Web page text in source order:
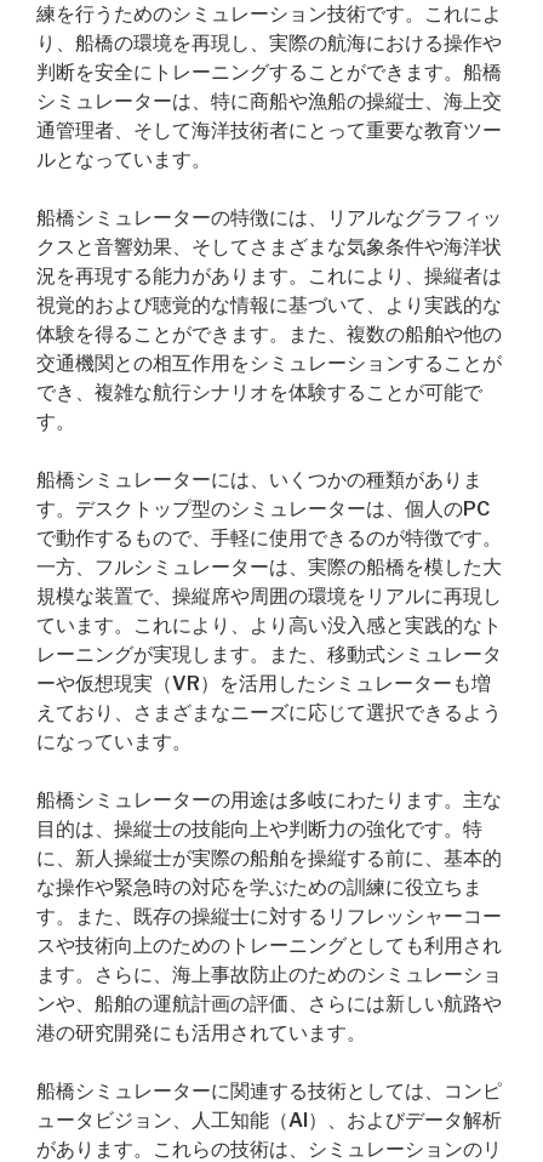
練を行うためのシミュレーション技術です。これによ
り、船橋の環境を再現し、実際の航海における操作や
判断を安全にトレーニングすることができます。船橋
シミュレーターは、特に商船や漁船の操縦士、海上交
通管理者、そして海洋技術者にとって重要な教育ツー
ルとなっています。
船橋シミュレーターの特徴には、リアルなグラフィッ
クスと音響効果、そしてさまざまな気象条件や海洋状
況を再現する能力があります。これにより、操縦者は
視覚的および聴覚的な情報に基づいて、より実践的な
体験を得ることができます。また、複数の船舶や他の
交通機関との相互作用をシミュレーションすることが
でき、複雑な航行シナリオを体験することが可能で
す。
船橋シミュレーターには、いくつかの種類がありま
す。デスクトップ型のシミュレーターは、個人のPC
で動作するもので、手軽に使用できるのが特徴です。
一方、フルシミュレーターは、実際の船橋を模した大
規模な装置で、操縦席や周囲の環境をリアルに再現し
ています。これにより、より高い没入感と実践的なト
レーニングが実現します。また、移動式シミュレータ
ーや仮想現実（VR）を活用したシミュレーターも増
えており、さまざまなニーズに応じて選択できるよう
になっています。
船橋シミュレーターの用途は多岐にわたります。主な
目的は、操縦士の技能向上や判断力の強化です。特
に、新人操縦士が実際の船舶を操縦する前に、基本的
な操作や緊急時の対応を学ぶための訓練に役立ちま
す。また、既存の操縦士に対するリフレッシャーコー
スや技術向上のためのトレーニングとしても利用され
ます。さらに、海上事故防止のためのシミュレーショ
ンや、船舶の運航計画の評価、さらには新しい航路や
港の研究開発にも活用されています。
船橋シミュレーターに関連する技術としては、コンピ
ュータビジョン、人工知能（AI）、およびデータ解析
があります。これらの技術は、シミュレーションのリ